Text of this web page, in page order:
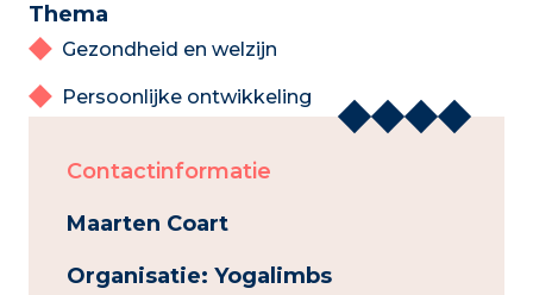
Thema
Gezondheid en welzijn
Persoonlijke ontwikkeling
Contactinformatie
Maarten Coart
Organisatie: Yogalimbs